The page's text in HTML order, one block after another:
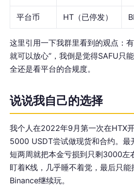
平台币 HT（已停发）
这里引用一下我群里看到的观点：有
就可以放心”，我倒是觉得SAFU只
全还是看平台的合规度。
说说我自己的选择
我个人在2022年9月第一次在HTX
5000 USDT尝试做现货和合约。最
短两周就把本金亏损到只剩3000左
盯着K线，几乎睡不着觉，最后只
Binance继续玩。